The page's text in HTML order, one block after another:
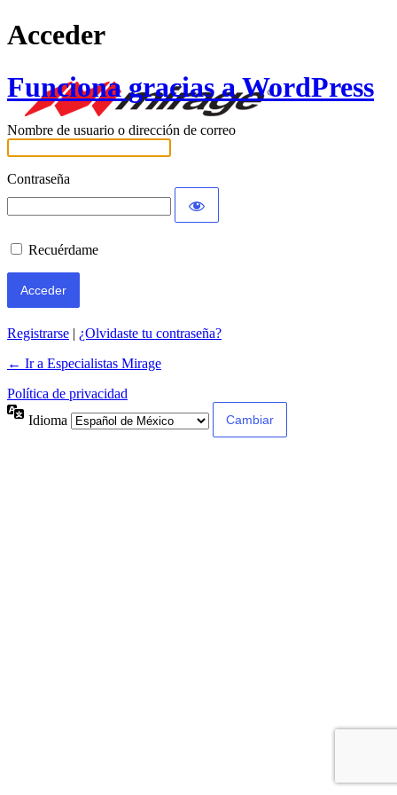
Acceder
Funciona gracias a WordPress
Nombre de usuario o dirección de correo
Contraseña
Recuérdame
Registrarse | ¿Olvidaste tu contraseña?
← Ir a Especialistas Mirage
Política de privacidad
Idioma